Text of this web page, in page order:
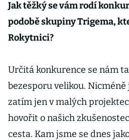
Jak těžký se vám rodí
podobě skupiny Trigema,
Rokytnici?
Určitá konkurence se nám
bezesporu velikou.
zatím jen v malých
hovořit o našich
cesta. Kam jsme se dnes